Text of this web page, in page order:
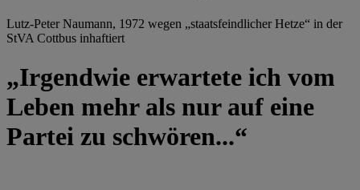
Lutz-Peter Naumann, 1972 wegen „staatsfeindlicher Hetze“ in der
StVA Cottbus inhaftiert
„Irgendwie erwartete ich vom
Leben mehr als nur auf eine
Partei zu schwören...“